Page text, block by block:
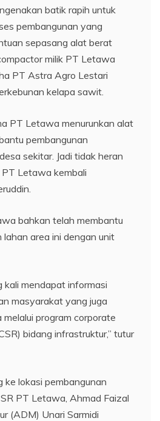
batik rapih untuk
pembangunan yang
sepasang alat berat
milik PT Letawa
PT Astra Agro Lestari
kelapa sawit.
PT Letawa menurunkan alat
pembangunan
sekitar. Jadi tidak heran
Letawa kembali
bahkan telah membantu
area ini dengan unit
kali mendapat informasi
masyarakat yang juga
program corporate
bidang infrastruktur,” tutur
ke lokasi pembangunan
PT Letawa, Ahmad Faizal
(ADM) Unari Sarmidi